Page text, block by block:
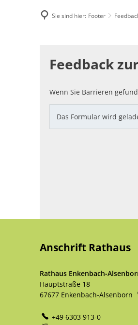
Sie sind hier: Footer
Barrierefreiheit
Feedback
Wenn Sie Barrieren
Das Formular wird
Anschrift Rathaus
Rathaus Enkenbach-
Hauptstraße 18
67677 Enkenbach-Alsenborn
+49 6303 913-0